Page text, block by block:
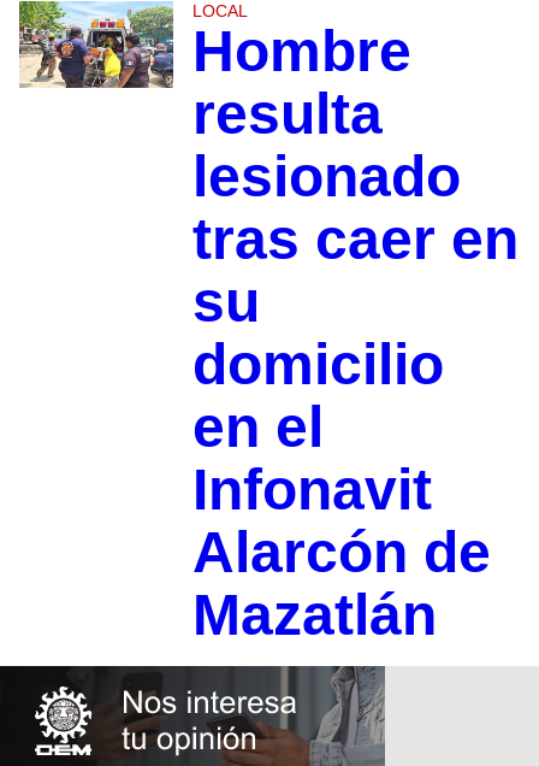
LOCAL
Hombre
resulta
lesionado
tras caer en
su
domicilio
en el
Infonavit
Alarcón de
Mazatlán